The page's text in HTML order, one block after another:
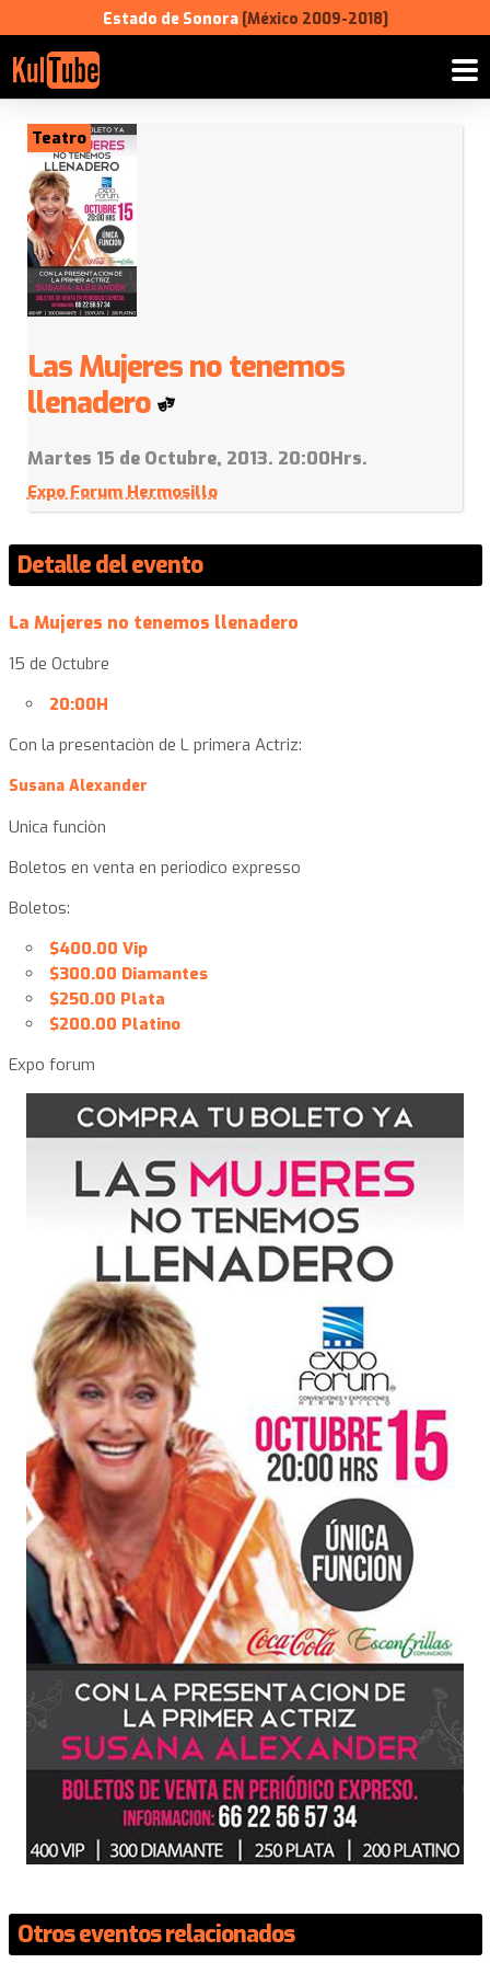
Estado de Sonora [México 2009-2018]
Teatro
Las Mujeres no tenemos
llenadero
Martes 15 de Octubre, 2013. 20:00Hrs.
Expo Forum Hermosillo
Detalle del evento
La Mujeres no tenemos llenadero
15 de Octubre
20:00H
Con la presentaciòn de L primera Actriz:
Susana Alexander
Unica funciòn
Boletos en venta en periodico expresso
Boletos:
$400.00 Vip
$300.00 Diamantes
$250.00 Plata
$200.00 Platino
Expo forum
Otros eventos relacionados